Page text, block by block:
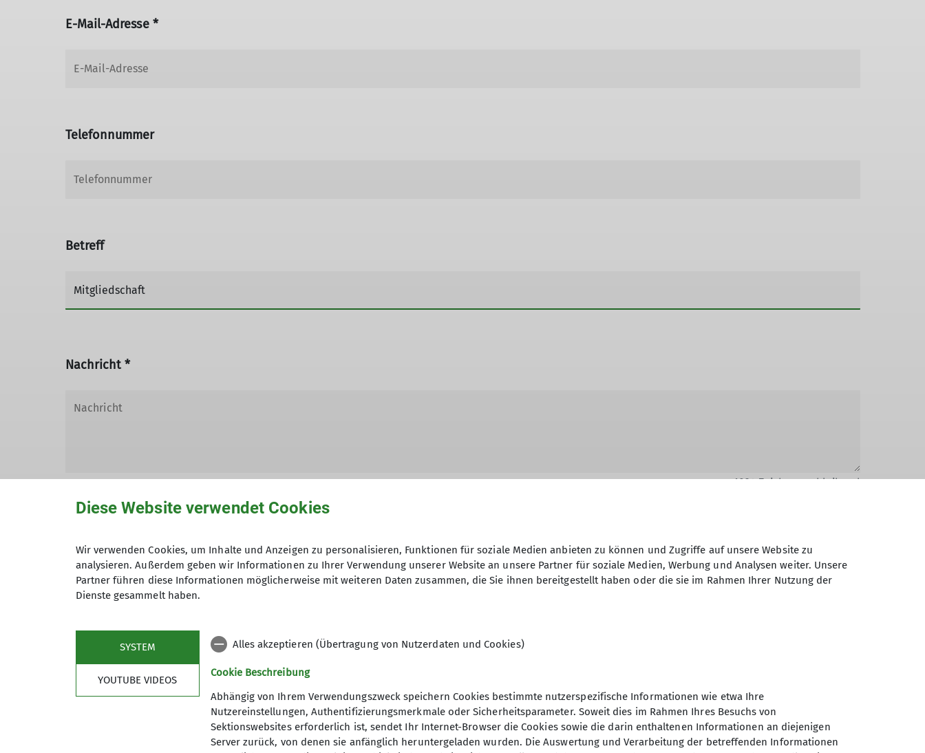
E-Mail-Adresse *
Telefonnummer
Betreff
Nachricht *
1024Zeichen verbleibend
Hiermit bestätige ich die Kenntnisnahme der Datenschutzerklärung *
Hiermit erkläre ich mich einverstanden, dass meine in das Kontaktformular eingegebenen Daten elektronisch gesichert und zum
*
Mit (*) markierte Felder sind Pflichtfelder
Diese Website verwendet Cookies
Wir verwenden Cookies, um Inhalte und Anzeigen zu personalisieren, Funktionen für soziale Medien anbieten zu können und Zugriffe auf unsere Website zu
analysieren. Außerdem geben wir Informationen zu Ihrer Verwendung unserer Website an unsere Partner für soziale Medien, Werbung und Analysen weiter. Unsere
Partner führen diese Informationen möglicherweise mit weiteren Daten zusammen, die Sie ihnen bereitgestellt haben oder die sie im Rahmen Ihrer Nutzung der
Dienste gesammelt haben.
SYSTEM
YOUTUBE VIDEOS
Alles akzeptieren (Übertragung von Nutzerdaten und Cookies)
Cookie Beschreibung
Abhängig von Ihrem Verwendungszweck speichern Cookies bestimmte nutzerspezifische Informationen wie etwa Ihre
Nutzereinstellungen, Authentifizierungsmerkmale oder Sicherheitsparameter. Soweit dies im Rahmen Ihres Besuchs von
Sektionswebsites erforderlich ist, sendet Ihr Internet-Browser die Cookies sowie die darin enthaltenen Informationen an diejenigen
Server zurück, von denen sie anfänglich heruntergeladen wurden. Die Auswertung und Verarbeitung der betreffenden Informationen